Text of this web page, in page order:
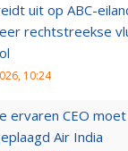
uit op ABC-
rechtstreekse
10:24
ervaren CEO
Air India